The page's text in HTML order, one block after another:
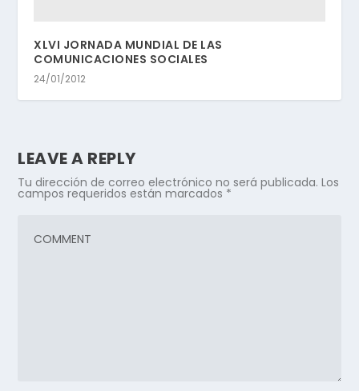
XLVI JORNADA MUNDIAL DE LAS
COMUNICACIONES SOCIALES
24/01/2012
LEAVE A REPLY
Tu dirección de correo electrónico no será publicada. Los
campos requeridos están marcados *